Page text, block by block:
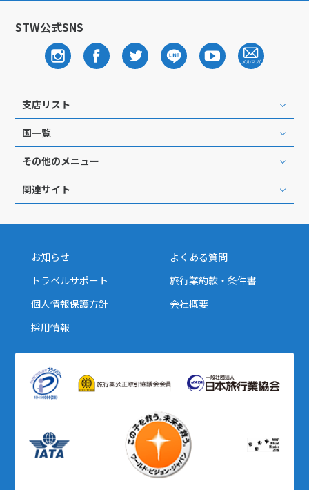
STW公式SNS
支店リスト
国一覧
その他のメニュー
関連サイト
お知らせ
よくある質問
トラベルサポート
旅行業約款・条件書
個人情報保護方針
会社概要
採用情報